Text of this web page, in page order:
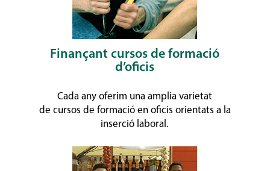
Finançant cursos de formació
d’oficis
Cada any oferim una amplia varietat
de cursos de formació en oficis orientats a la
inserció laboral.